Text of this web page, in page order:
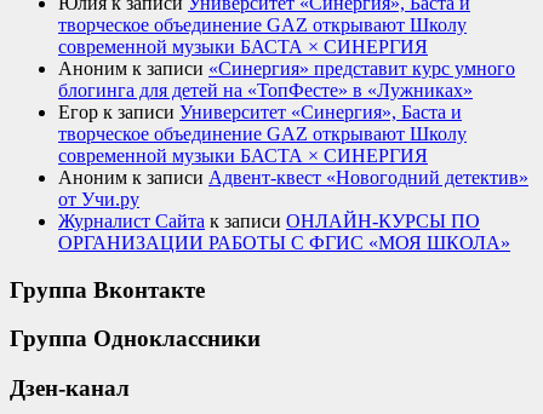
творческое объединение GAZ открывают Школу
современной музыки БАСТА × СИНЕРГИЯ
Аноним к записи «Синергия» представит курс умного
блогинга для детей на «ТопФесте» в «Лужниках»
Егор к записи Университет «Синергия», Баста и
творческое объединение GAZ открывают Школу
современной музыки БАСТА × СИНЕРГИЯ
Аноним к записи Адвент-квест «Новогодний детектив»
от Учи.ру
Журналист Сайта к записи ОНЛАЙН-КУРСЫ ПО
ОРГАНИЗАЦИИ РАБОТЫ С ФГИС «МОЯ ШКОЛА»
Группа Вконтакте
Группа Одноклассники
Дзен-канал